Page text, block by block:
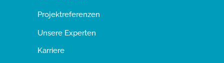
Projektreferenzen
Unsere Experten
Karriere